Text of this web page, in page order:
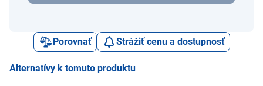
Porovnať Strážiť cenu a dostupnosť
Alternatívy k tomuto produktu